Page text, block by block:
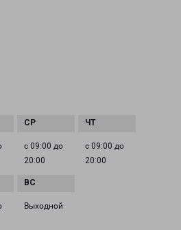
с 09:00 до
20:00
с 09:00 до
20:00
Выходной